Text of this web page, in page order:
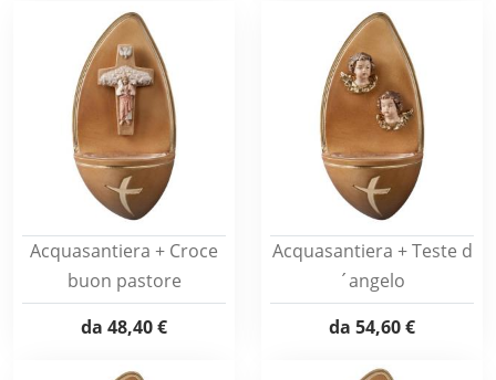
Acquasantiera + Croce
buon pastore
da 48,40 €
Acquasantiera + Teste d
´angelo
da 54,60 €